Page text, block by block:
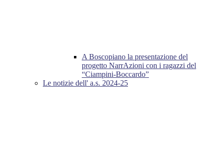
A Boscopiano la presentazione del
progetto NarrAzioni con i ragazzi del
“Ciampini-Boccardo”
Le notizie dell' a.s. 2024-25